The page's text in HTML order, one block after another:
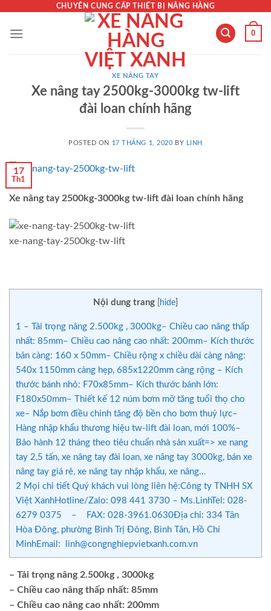
content
CHUYÊN CUNG CẤP THIẾT BỊ NÂNG HÀNG
0
XE NÂNG TAY
Xe nâng tay 2500kg-3000kg tw-lift
đài loan chính hãng
POSTED ON 17 THÁNG 1, 2020 BY LINH
17
Th1
Xe nâng tay 2500kg-3000kg tw-lift đài loan chính hãng
xe-nang-tay-2500kg-tw-lift
Nội dung trang hide
1 – Tải trọng nâng 2.500kg , 3000kg– Chiều cao nâng thấp
nhất: 85mm– Chiều cao nâng cao nhất: 200mm– Kích thước
bản càng: 160 x 50mm– Chiều rộng x chiều dài càng nâng:
540x 1150mm càng hẹp, 685x1220mm càng rộng – Kích
thước bánh nhỏ: F70x85mm– Kích thước bánh lớn:
F180x50mm– Thiết kế 12 núm bơm mỡ tăng tuổi thọ cho
xe– Nắp bơm điều chỉnh tăng độ bền cho bơm thuỷ lực–
Hàng nhập khẩu thương hiệu tw-lift đài loan, mới 100%–
Bảo hành 12 tháng theo tiêu chuẩn nhà sản xuất=> xe nang
tay 2,5 tấn, xe nâng tay đài loan, xe nâng tay 3000kg, bán xe
nâng tay giá rẻ, xe nâng tay nhập khẩu, xe nâng…
2 Mọi chi tiết Quý khách vui lòng liên hệ:Công ty TNHH SX
Việt XanhHotline/Zalo: 098 441 3730 – Ms.LinhTel: 028-
6279 0375 – FAX: 028-3961.0630Địa chỉ: 334 Tân
Hòa Đông, phường Bình Trị Đông, Bình Tân, Hồ Chí
MinhEmail: linh@congnghiepvietxanh.com.vn
– Tải trọng nâng 2.500kg , 3000kg
– Chiều cao nâng thấp nhất: 85mm
– Chiều cao nâng cao nhất: 200mm